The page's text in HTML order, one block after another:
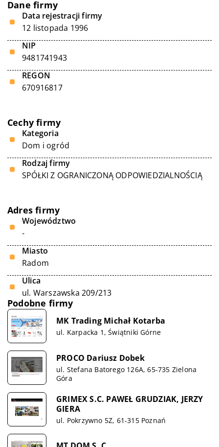
Dane firmy
Data rejestracji firmy
12 listopada 1996
NIP
9481741943
REGON
670916817
Cechy firmy
Kategoria
Dom i ogród
Rodzaj firmy
SPÓŁKI Z OGRANICZONĄ ODPOWIEDZIALNOŚCIĄ
Adres firmy
Województwo
-
Miasto
Radom
Ulica
ul. Warszawska 209/213
Podobne firmy
MK Trading Michał Kotarba
ul. Karpacka 1, Świątniki Górne
PROCO Dariusz Dobek
ul. Stefana Batorego 126A, 65-735 Zielona
Góra
GRIMEX S.C. PAWEŁ GRUDZIAK, JERZY
GIERA
ul. Pokrzywno 5Z, 61-315 Poznań